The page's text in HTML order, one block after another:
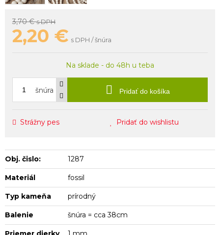
3,70 €s DPH
2,20 € s DPH / šnúra
Na sklade - do 48h u teba
šnúra Pridať do košíka
Strážny pes Pridať do wishlistu
Obj. čislo: 1287
Materiál fossil
Typ kameňa prírodný
Balenie šnúra = cca 38cm